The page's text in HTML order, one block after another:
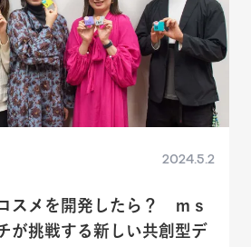
2024.5.2
スメを開発したら？ ｍｓ
が挑戦する新しい共創型デ